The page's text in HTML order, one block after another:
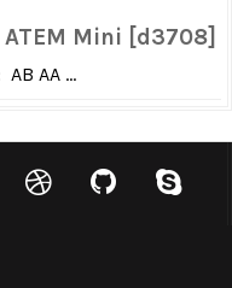
Mini [d3708]
AA ...